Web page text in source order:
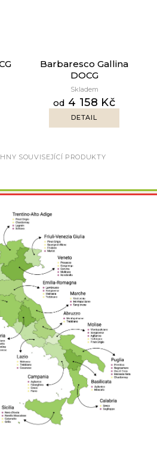
Barbaresco Gallina
DOCG
Skladem
od 4 158 Kč
DETAIL
SOUVISEJÍCÍ PRODUKTY